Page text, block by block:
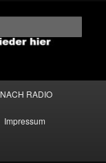
RADIO
Impressum